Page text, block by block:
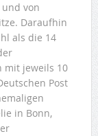
von
Daraufhin
als die 14
mit jeweils 10
Post
in Bonn,